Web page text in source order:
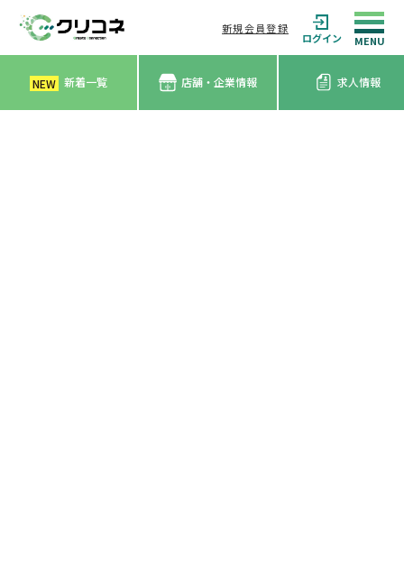
新規会員登録
ログイン
NEW 新着一覧 店舗・企業情報 求人情報